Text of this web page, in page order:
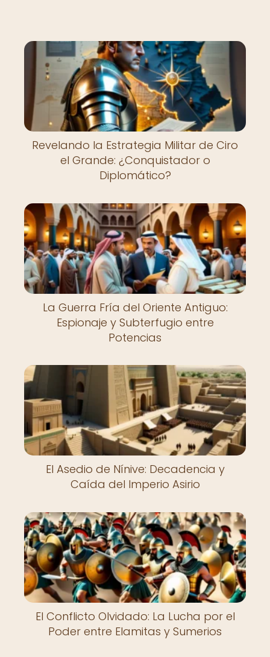
Nuevo
Revelando la Estrategia Militar de Ciro
el Grande: ¿Conquistador o
Diplomático?
La Guerra Fría del Oriente Antiguo:
Espionaje y Subterfugio entre
Potencias
El Asedio de Nínive: Decadencia y
Caída del Imperio Asirio
El Conflicto Olvidado: La Lucha por el
Poder entre Elamitas y Sumerios